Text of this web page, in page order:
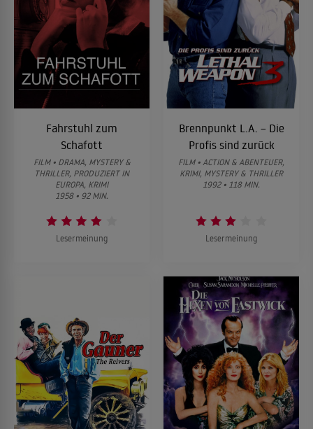
Fahrstuhl zum
Schafott
FILM • DRAMA, MYSTERY &
THRILLER, PRODUZIERT IN
EUROPA, KRIMI
1958 • 92 MIN.
Lesermeinung
Brennpunkt L.A. – Die
Profis sind zurück
FILM • ACTION & ABENTEUER,
KRIMI, MYSTERY & THRILLER
1992 • 118 MIN.
Lesermeinung